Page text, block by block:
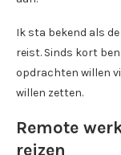
Ik sta bekend als de
reist. Sinds kort
opdrachten willen
willen zetten.
Remote
reizen